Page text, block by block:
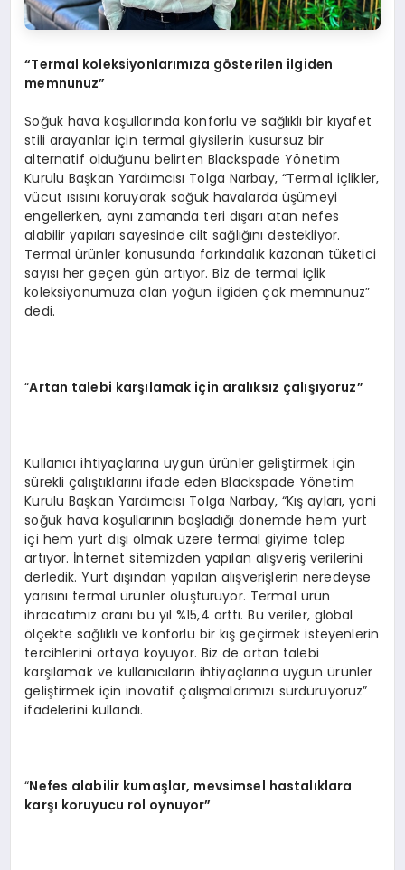
“Termal koleksiyonlarımıza gösterilen ilgiden
memnunuz”
Soğuk hava koşullarında konforlu ve sağlıklı bir kıyafet
stili arayanlar için termal giysilerin kusursuz bir
alternatif olduğunu belirten Blackspade Yönetim
Kurulu Başkan Yardımcısı Tolga Narbay, “Termal içlikler,
vücut ısısını koruyarak soğuk havalarda üşümeyi
engellerken, aynı zamanda teri dışarı atan nefes
alabilir yapıları sayesinde cilt sağlığını destekliyor.
Termal ürünler konusunda farkındalık kazanan tüketici
sayısı her geçen gün artıyor. Biz de termal içlik
koleksiyonumuza olan yoğun ilgiden çok memnunuz”
dedi.
“Artan talebi karşılamak için aralıksız çalışıyoruz”
Kullanıcı ihtiyaçlarına uygun ürünler geliştirmek için
sürekli çalıştıklarını ifade eden Blackspade Yönetim
Kurulu Başkan Yardımcısı Tolga Narbay, “Kış ayları, yani
soğuk hava koşullarının başladığı dönemde hem yurt
içi hem yurt dışı olmak üzere termal giyime talep
artıyor. İnternet sitemizden yapılan alışveriş verilerini
derledik. Yurt dışından yapılan alışverişlerin neredeyse
yarısını termal ürünler oluşturuyor. Termal ürün
ihracatımız oranı bu yıl %15,4 arttı. Bu veriler, global
ölçekte sağlıklı ve konforlu bir kış geçirmek isteyenlerin
tercihlerini ortaya koyuyor. Biz de artan talebi
karşılamak ve kullanıcıların ihtiyaçlarına uygun ürünler
geliştirmek için inovatif çalışmalarımızı sürdürüyoruz”
ifadelerini kullandı.
“Nefes alabilir kumaşlar, mevsimsel hastalıklara
karşı koruyucu rol oynuyor”